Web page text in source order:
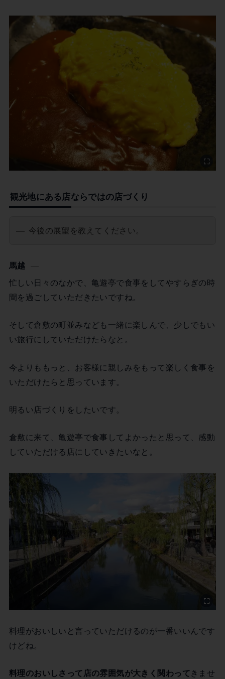
観光地にある店ならではの店づくり
今後の展望を教えてください。
馬越
忙しい日々のなかで、亀遊亭で食事をしてやすらぎの時
間を過ごしていただきたいですね。
そして倉敷の町並みなども一緒に楽しんで、少しでもい
い旅行にしていただけたらなと。
今よりももっと、お客様に親しみをもって楽しく食事を
いただけたらと思っています。
明るい店づくりをしたいです。
倉敷に来て、亀遊亭で食事してよかったと思って、感動
していただける店にしていきたいなと。
料理がおいしいと言っていただけるのが一番いいんです
けどね。
料理のおいしさって店の雰囲気が大きく関わって きませ